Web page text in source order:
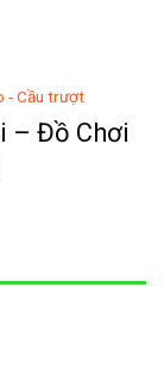
- Cầu trượt
– Đồ Chơi